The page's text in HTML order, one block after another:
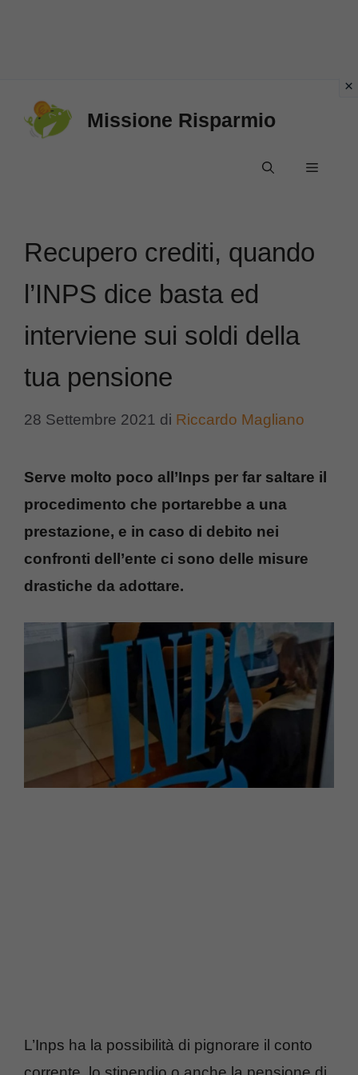
Missione Risparmio
Menu
Recupero crediti, quando
l’INPS dice basta ed
interviene sui soldi della
tua pensione
28 Settembre 2021 di Riccardo Magliano
Serve molto poco all’Inps per far saltare il
procedimento che portarebbe a una
prestazione, e in caso di debito nei
confronti dell’ente ci sono delle misure
drastiche da adottare.
L’Inps ha la possibilità di pignorare il conto